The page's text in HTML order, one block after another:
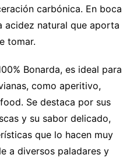
carbónica. En boca
acidez natural que aporta
tomar.
Bonarda, es ideal para
como aperitivo,
Se destaca por sus
y su sabor delicado,
que lo hacen muy
a diversos paladares y